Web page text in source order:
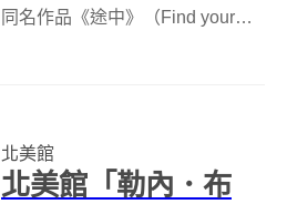
同名作品《途中》（Find your
用、美學表現的突...
北美館
北美館「勒內．布